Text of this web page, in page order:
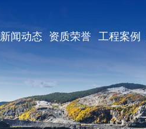
新闻动态 资质荣誉 工程案例